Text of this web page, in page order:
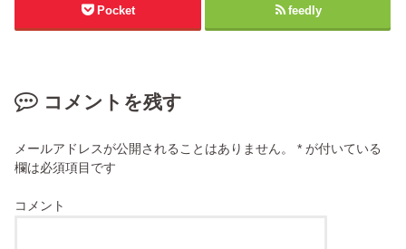
Pocket feedly
コメントを残す
メールアドレスが公開されることはありません。 * が付いている
欄は必須項目です
コメント